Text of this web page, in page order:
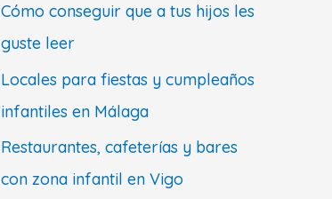
Cómo conseguir que a tus hijos les
guste leer
Locales para fiestas y cumpleaños
infantiles en Málaga
Restaurantes, cafeterías y bares
con zona infantil en Vigo